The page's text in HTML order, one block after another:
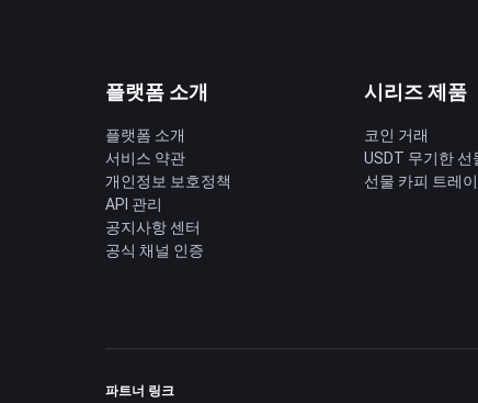
플랫폼 소개
플랫폼 소개
서비스 약관
개인정보 보호정책
API 관리
공지사항 센터
공식 채널 인증
시리즈 제품
코인 거래
USDT 무기한 선
선물 카피 트레
파트너 링크